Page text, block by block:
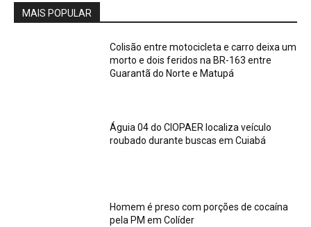
MAIS POPULAR
Colisão entre motocicleta e carro deixa um
morto e dois feridos na BR-163 entre
Guarantã do Norte e Matupá
Águia 04 do CIOPAER localiza veículo
roubado durante buscas em Cuiabá
Homem é preso com porções de cocaína
pela PM em Colíder